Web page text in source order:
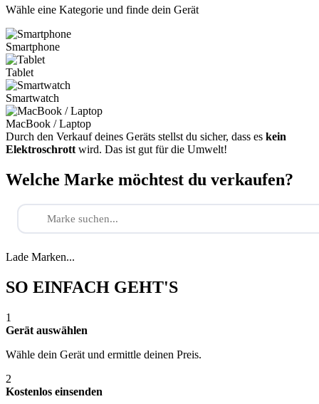
Wähle eine Kategorie und finde dein Gerät
Smartphone
Tablet
Smartwatch
MacBook / Laptop
Durch den Verkauf deines Geräts stellst du sicher, dass es kein
Elektroschrott wird. Das ist gut für die Umwelt!
Welche Marke möchtest du verkaufen?
Lade Marken...
SO EINFACH GEHT'S
1
Gerät auswählen
Wähle dein Gerät und ermittle deinen Preis.
2
Kostenlos einsenden